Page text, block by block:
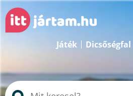
Játék Dicsőségfal